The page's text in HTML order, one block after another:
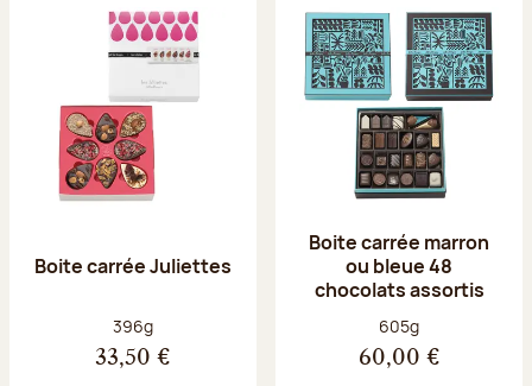
Boite carrée Juliettes
Poids net :
396g
33,50 €
Boite carrée marron
ou bleue 48
chocolats assortis
Poids net :
605g
60,00 €